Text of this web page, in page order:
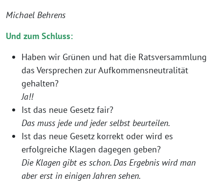
Michael Behrens
Und zum Schluss:
Haben wir Grünen und hat die Ratsversammlung
das Versprechen zur Aufkommensneutralität
gehalten?
Ja!!
Ist das neue Gesetz fair?
Das muss jede und jeder selbst beurteilen.
Ist das neue Gesetz korrekt oder wird es
erfolgreiche Klagen dagegen geben?
Die Klagen gibt es schon. Das Ergebnis wird man
aber erst in einigen Jahren sehen.